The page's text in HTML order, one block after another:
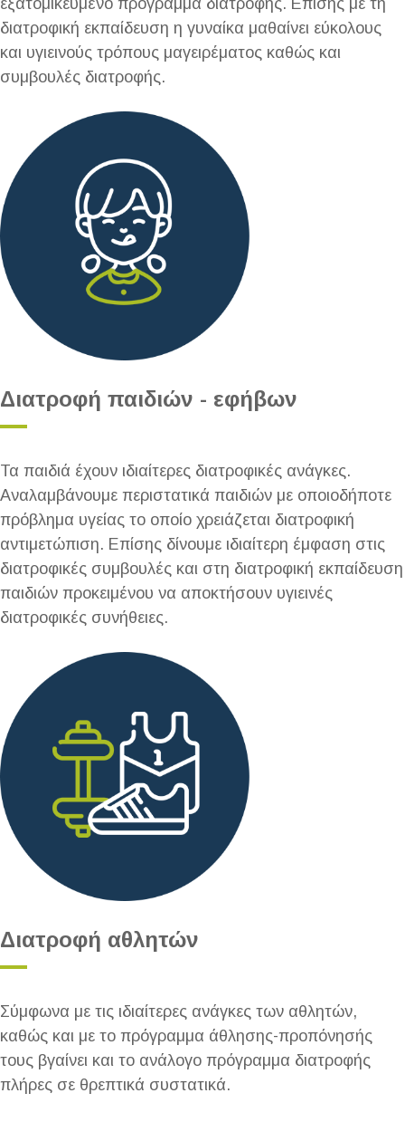
διατροφική εκπαίδευση η γυναίκα μαθαίνει εύκολους
και υγιεινούς τρόπους μαγειρέματος καθώς και
συμβουλές διατροφής.
Διατροφή παιδιών - εφήβων
Τα παιδιά έχουν ιδιαίτερες διατροφικές ανάγκες.
Αναλαμβάνουμε περιστατικά παιδιών με οποιοδήποτε
πρόβλημα υγείας το οποίο χρειάζεται διατροφική
αντιμετώπιση. Επίσης δίνουμε ιδιαίτερη έμφαση στις
διατροφικές συμβουλές και στη διατροφική εκπαίδευση
παιδιών προκειμένου να αποκτήσουν υγιεινές
διατροφικές συνήθειες.
Διατροφή αθλητών
Σύμφωνα με τις ιδιαίτερες ανάγκες των αθλητών,
καθώς και με το πρόγραμμα άθλησης-προπόνησής
τους βγαίνει και το ανάλογο πρόγραμμα διατροφής
πλήρες σε θρεπτικά συστατικά.